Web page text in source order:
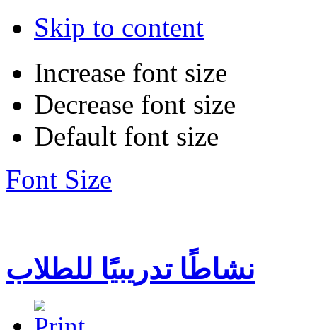
Skip to content
Increase font size
Decrease font size
Default font size
Font Size
نشاطًا تدريبيًا للطلاب